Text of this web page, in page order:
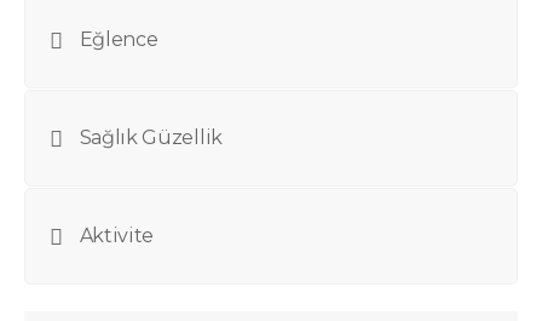
Eğlence
Sağlık Güzellik
Aktivite